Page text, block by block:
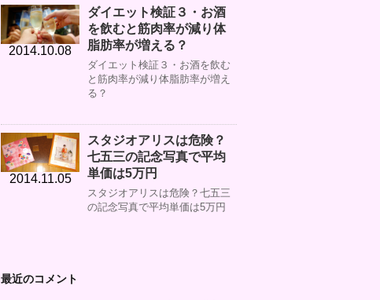
2014.10.08
ダイエット検証３・お酒
を飲むと筋肉率が減り体
脂肪率が増える？
ダイエット検証３・お酒を飲む
と筋肉率が減り体脂肪率が増え
る？
2014.11.05
スタジオアリスは危険？
七五三の記念写真で平均
単価は5万円
スタジオアリスは危険？七五三
の記念写真で平均単価は5万円
最近のコメント